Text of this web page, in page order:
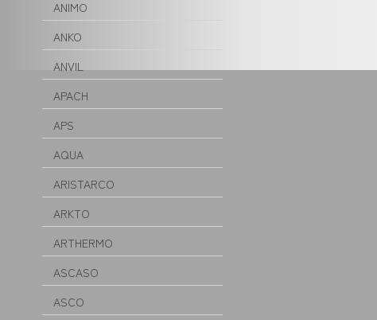
ANIMO
ANKO
ANVIL
APACH
APS
AQUA
ARISTARCO
ARKTO
ARTHERMO
ASCASO
ASCO